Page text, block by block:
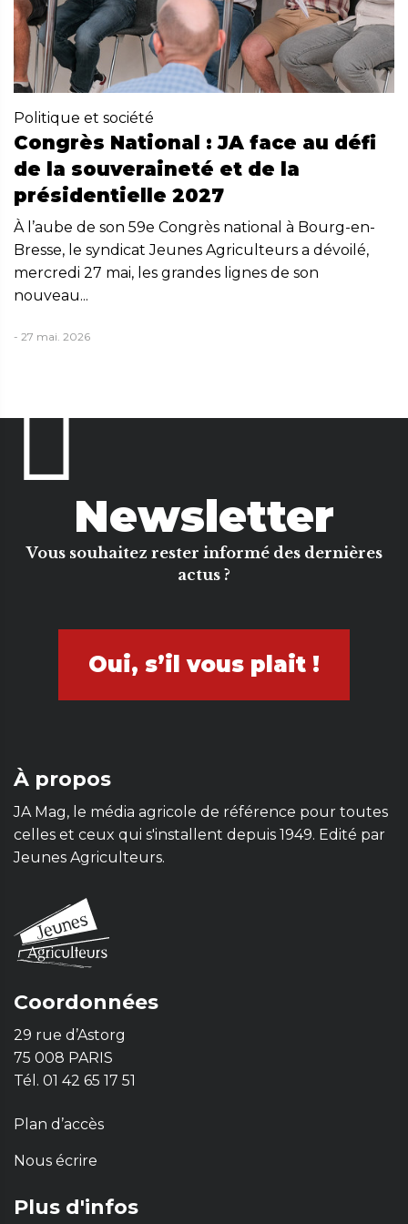
Politique et société
Congrès National : JA face au défi
de la souveraineté et de la
présidentielle 2027
À l’aube de son 59e Congrès national à Bourg-en-
Bresse, le syndicat Jeunes Agriculteurs a dévoilé,
mercredi 27 mai, les grandes lignes de son
nouveau...
- 27 mai. 2026
Newsletter
Vous souhaitez rester informé des dernières
actus ?
Oui, s’il vous plait !
À propos
JA Mag, le média agricole de référence pour toutes
celles et ceux qui s'installent depuis 1949. Edité par
Jeunes Agriculteurs.
Coordonnées
29 rue d’Astorg
75 008 PARIS
Tél. 01 42 65 17 51
Plan d’accès
Nous écrire
Plus d'infos